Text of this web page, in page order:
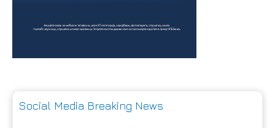
Social Media Breaking News